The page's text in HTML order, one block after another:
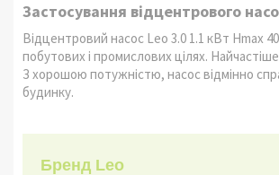
Застосування відцентрового
Відцентровий насос Leo 3.0 1.1 кВт Hmax
побутових і промислових цілях.
З хорошою потужністю, насос відмінно
будинку.
Бренд Leo